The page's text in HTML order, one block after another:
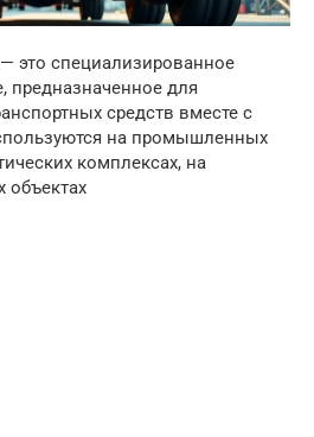
это специализированное
предназначенное для
средств вместе с
на промышленных
комплексах, на
объектах